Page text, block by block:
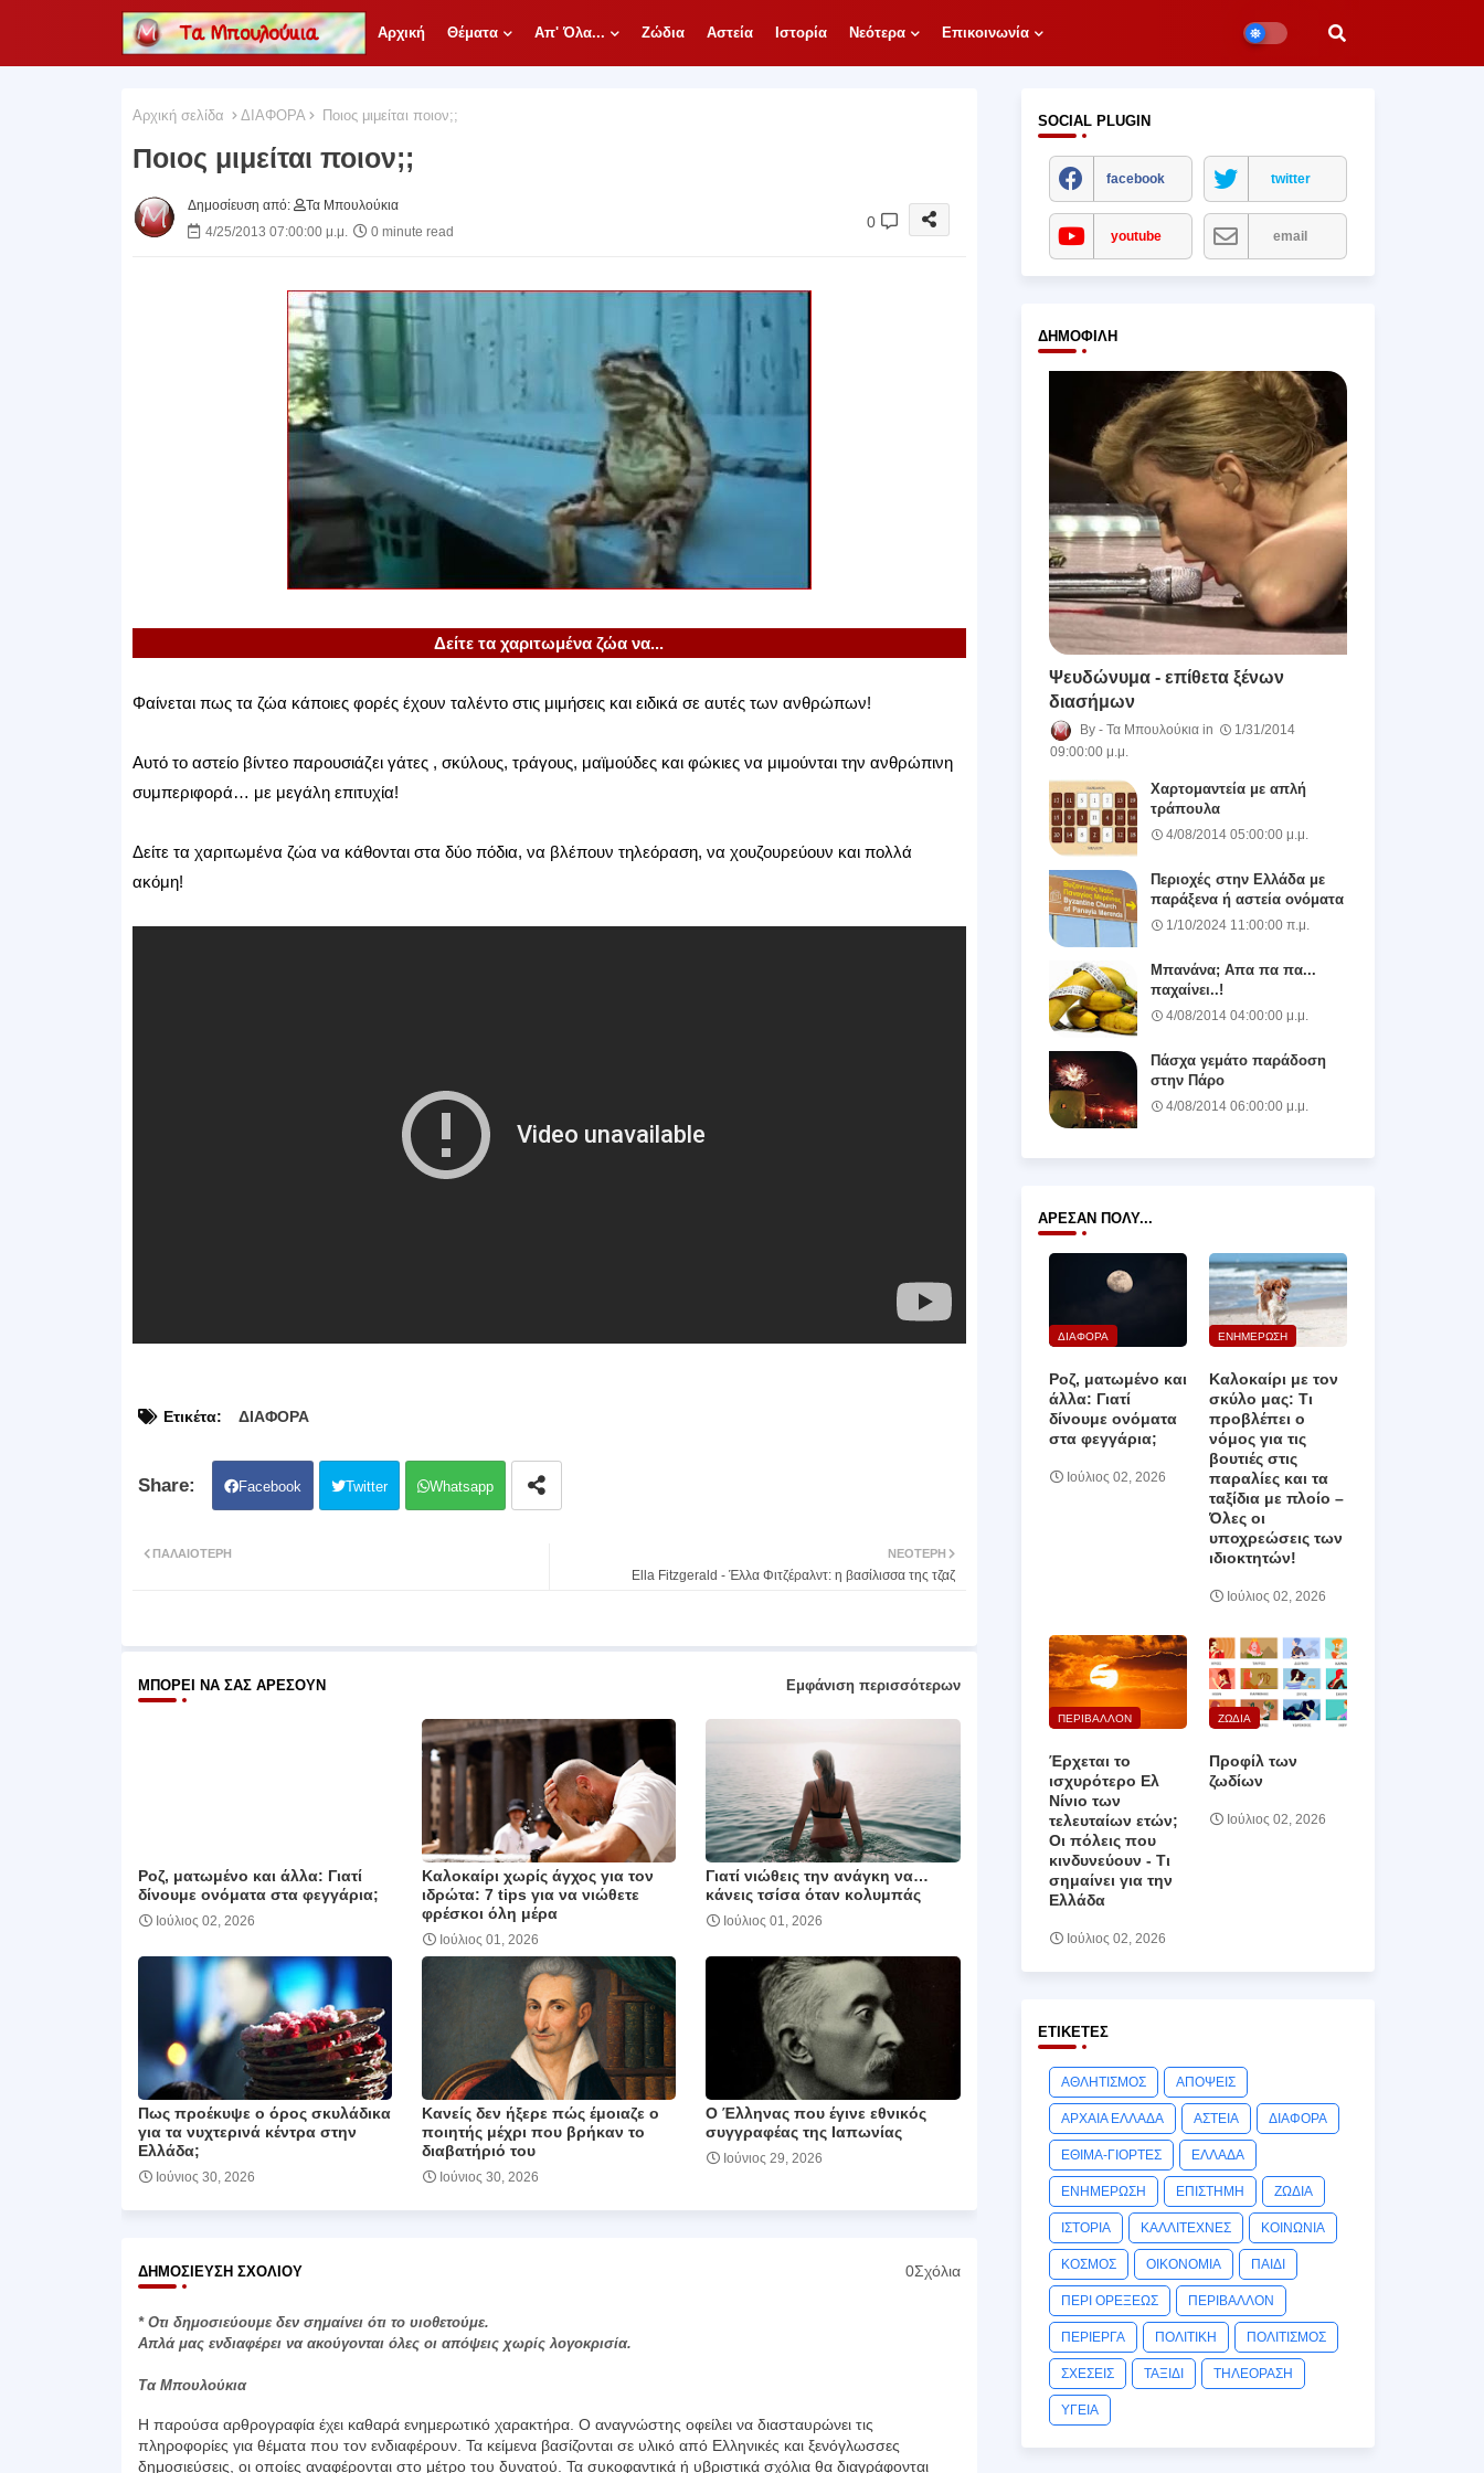
Αρχική Θέματα Απ' Όλα... Ζώδια Αστεία Ιστορία Νεότερα Επικοινωνία
Αρχική σελίδα ΔΙΑΦΟΡΑ Ποιος μιμείται ποιον;;
Ποιος μιμείται ποιον;;
Δημοσίευση από:
Τα Μπουλούκια
4/25/2013 07:00:00 μ.μ.
0 minute read
0
Δείτε τα χαριτωμένα ζώα να...
Φαίνεται πως τα ζώα κάποιες φορές έχουν ταλέντο στις μιμήσεις και ειδικά σε αυτές των ανθρώπων!
Αυτό το αστείο βίντεο παρουσιάζει γάτες , σκύλους, τράγους, μαϊμούδες και φώκιες να μιμούνται την ανθρώπινη
συμπεριφορά… με μεγάλη επιτυχία!
Δείτε τα χαριτωμένα ζώα να κάθονται στα δύο πόδια, να βλέπουν τηλεόραση, να χουζουρεύουν και πολλά
ακόμη!
Ετικέτα: ΔΙΑΦΟΡΑ
Facebook Twitter Whatsapp
ΝΕΌΤΕΡΗ
Ella Fitzgerald - Έλλα Φιτζέραλντ: η βασίλισσα της τζαζ
ΠΑΛΑΙΌΤΕΡΗ
ΜΠΟΡΕΊ ΝΑ ΣΑΣ ΑΡΈΣΟΥΝ Εμφάνιση περισσότερων
Ροζ, ματωμένο και άλλα: Γιατί
δίνουμε ονόματα στα φεγγάρια;
Ιούλιος 02, 2026
Καλοκαίρι χωρίς άγχος για τον
ιδρώτα: 7 tips για να νιώθετε
φρέσκοι όλη μέρα
Ιούλιος 01, 2026
Γιατί νιώθεις την ανάγκη να…
κάνεις τσίσα όταν κολυμπάς
Ιούλιος 01, 2026
Πως προέκυψε ο όρος σκυλάδικα
για τα νυχτερινά κέντρα στην
Ελλάδα;
Ιούνιος 30, 2026
Κανείς δεν ήξερε πώς έμοιαζε ο
ποιητής μέχρι που βρήκαν το
διαβατήριό του
Ιούνιος 30, 2026
Ο Έλληνας που έγινε εθνικός
συγγραφέας της Ιαπωνίας
Ιούνιος 29, 2026
ΔΗΜΟΣΊΕΥΣΗ ΣΧΟΛΊΟΥ 0Σχόλια
* Οτι δημοσιεύουμε δεν σημαίνει ότι το υιοθετούμε.
Απλά μας ενδιαφέρει να ακούγονται όλες οι απόψεις χωρίς λογοκρισία.
Τα Μπουλούκια
Η παρούσα αρθρογραφία έχει καθαρά ενημερωτικό χαρακτήρα. Ο αναγνώστης οφείλει να διασταυρώνει τις
πληροφορίες για θέματα που τον ενδιαφέρουν. Τα κείμενα βασίζονται σε υλικό από Ελληνικές και ξενόγλωσσες
δημοσιεύσεις, οι οποίες αναφέρονται στο μέτρο του δυνατού. Τα συκοφαντικά ή υβριστικά σχόλια θα διαγράφονται
SOCIAL PLUGIN
facebook twitter
youtube email
ΔΗΜΟΦΙΛΉ
Ψευδώνυμα - επίθετα ξένων
διασήμων
Τα Μπουλούκια
1/31/2014
09:00:00 μ.μ.
Χαρτομαντεία με απλή
τράπουλα
4/08/2014 05:00:00 μ.μ.
Περιοχές στην Ελλάδα με
παράξενα ή αστεία ονόματα
1/10/2024 11:00:00 π.μ.
Μπανάνα; Απα πα πα...
παχαίνει..!
4/08/2014 04:00:00 μ.μ.
Πάσχα γεμάτο παράδοση
στην Πάρο
4/08/2014 06:00:00 μ.μ.
ΆΡΕΣΑΝ ΠΟΛΎ...
ΔΙΑΦΟΡΑ
Ροζ, ματωμένο και
άλλα: Γιατί
δίνουμε ονόματα
στα φεγγάρια;
Ιούλιος 02, 2026
ΕΝΗΜΕΡΩΣΗ
Καλοκαίρι με τον
σκύλο μας: Τι
προβλέπει ο
νόμος για τις
βουτιές στις
παραλίες και τα
ταξίδια με πλοίο –
Όλες οι
υποχρεώσεις των
ιδιοκτητών!
Ιούλιος 02, 2026
ΠΕΡΙΒΑΛΛΟΝ
Έρχεται το
ισχυρότερο Ελ
Νίνιο των
τελευταίων ετών;
Οι πόλεις που
κινδυνεύουν ‑ Τι
σημαίνει για την
Ελλάδα
Ιούλιος 02, 2026
ΖΩΔΙΑ
Προφίλ των
ζωδίων
Ιούλιος 02, 2026
ΕΤΙΚΈΤΕΣ
ΑΘΛΗΤΙΣΜΟΣ ΑΠΟΨΕΙΣ
ΑΡΧΑΙΑ ΕΛΛΑΔΑ ΑΣΤΕΙΑ ΔΙΑΦΟΡΑ
ΕΘΙΜΑ-ΓΙΟΡΤΕΣ ΕΛΛΑΔΑ
ΕΝΗΜΕΡΩΣΗ ΕΠΙΣΤΗΜΗ ΖΩΔΙΑ
ΙΣΤΟΡΙΑ ΚΑΛΛΙΤΕΧΝΕΣ ΚΟΙΝΩΝΙΑ
ΚΟΣΜΟΣ ΟΙΚΟΝΟΜΙΑ ΠΑΙΔΙ
ΠΕΡΙ ΟΡΕΞΕΩΣ ΠΕΡΙΒΑΛΛΟΝ
ΠΕΡΙΕΡΓΑ ΠΟΛΙΤΙΚΗ ΠΟΛΙΤΙΣΜΟΣ
ΣΧΕΣΕΙΣ ΤΑΞΙΔΙ ΤΗΛΕΟΡΑΣΗ
ΥΓΕΙΑ